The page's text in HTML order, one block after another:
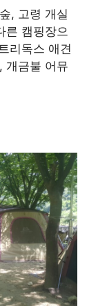
산주리에 위
사장, 매점
, 고령 개실
리독스 애견
금불 어뮤